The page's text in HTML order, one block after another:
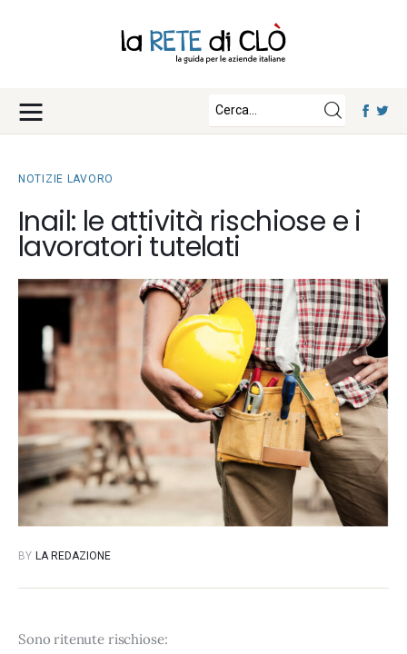
Fisco e Tasse
Notizie Lavoro
Tecnologia
Chi Siamo
La Redazione
Collabora con noi
NOTIZIE LAVORO
Inail: le attività rischiose e i
lavoratori tutelati
BY LA REDAZIONE
Sono ritenute rischiose: